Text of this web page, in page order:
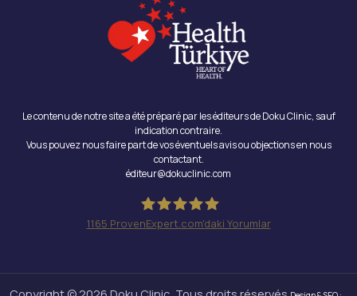
Le contenu de notre site a été préparé par les éditeurs de Doku Clinic, sauf
indication contraire.
Vous pouvez nous faire part de vos éventuels avis ou objections en nous
contactant.
éditeur@dokuclinic.com
1165 ProvenExpert.com'daki Yorumlar